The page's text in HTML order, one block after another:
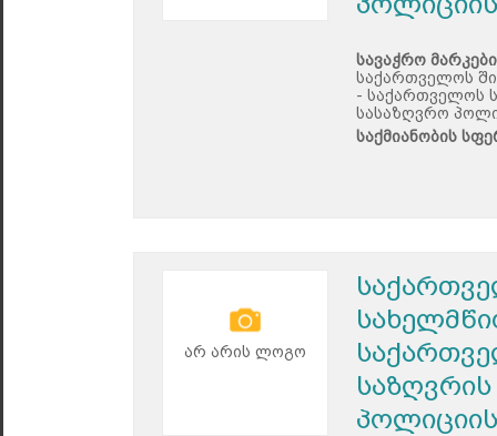
სავაჭრო
საქართველოს
- საქართველოს
სასაზღვრო
საქმიანობის
არ არის ლოგო